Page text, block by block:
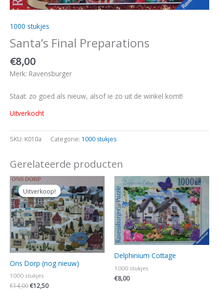
1000 stukjes
Santa’s Final Preparations
€8,00
Merk: Ravensburger
Staat: zo goed als nieuw, alsof ie zo uit de winkel komt!
Uitverkocht
SKU: K010a Categorie: 1000 stukjes
Gerelateerde producten
Uitverkoop!
Uitverkoop!
Ons Dorp (nog nieuw)
1000 stukjes
€14,00
Oorspronkelijke
prijs
was:
€14,00.
€12,50
prijs
is:
€12,50.
Delphinium Cottage
1000 stukjes
€8,00